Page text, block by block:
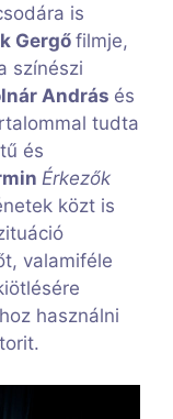
is
Gergő filmje,
színészi
András és
tudta
és
Érkezők
közt is
valamiféle
használni